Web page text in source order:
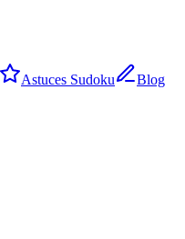
Astuces Sudoku
Blog